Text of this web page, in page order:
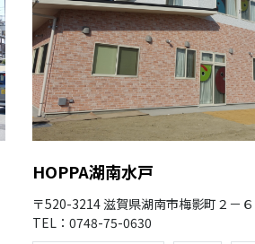
HOPPA湖南水戸
〒520-3214 滋賀県湖南市梅影町２－６
TEL：0748-75-0630